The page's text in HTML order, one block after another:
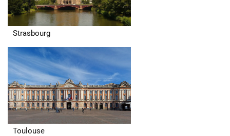
Strasbourg
Toulouse